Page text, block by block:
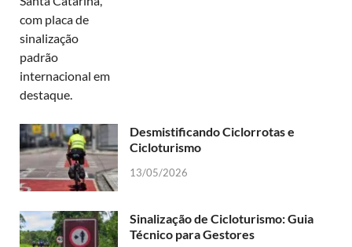
Desmistificando Ciclorrotas e
Cicloturismo
13/05/2026
Sinalização de Cicloturismo: Guia
Técnico para Gestores